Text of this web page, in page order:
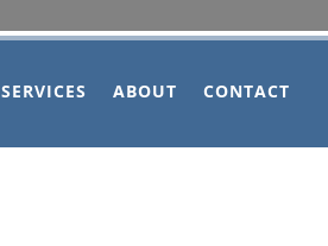
SERVICES ABOUT CONTACT